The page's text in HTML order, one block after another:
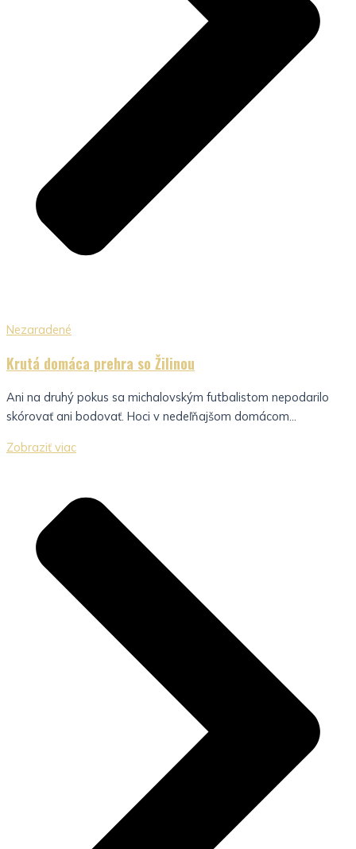
Nezaradené
Krutá domáca prehra so Žilinou
Ani na druhý pokus sa michalovským futbalistom nepodarilo
skórovať ani bodovať. Hoci v nedeľňajšom domácom...
Zobraziť viac